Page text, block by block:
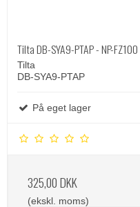
Tilta DB-SYA9-PTAP - NP-
Tilta
DB-SYA9-PTAP
På eget lager
325,00 DKK
(ekskl. moms)